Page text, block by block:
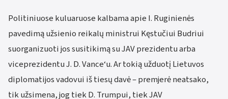
Politiniuose kuluaruose kalbama apie I. Ruginienės
pavedimą užsienio reikalų ministrui Kęstučiui Budriui
suorganizuoti jos susitikimą su JAV prezidentu arba
viceprezidentu J. D. Vance‘u. Ar tokią užduotį Lietuvos
diplomatijos vadovui iš tiesų davė – premjerė neatsako,
tik užsimena, jog tiek D. Trumpui, tiek JAV